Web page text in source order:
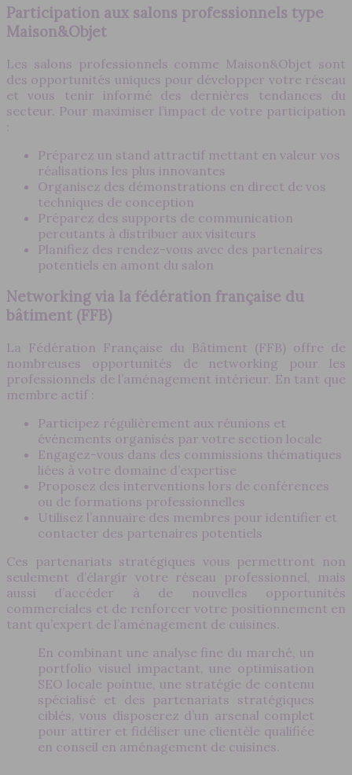
Participation aux salons professionnels type
Maison&Objet
Les salons professionnels comme Maison&Objet sont
des opportunités uniques pour développer votre réseau
et vous tenir informé des dernières tendances du
secteur. Pour maximiser l’impact de votre participation
:
Préparez un stand attractif mettant en valeur vos
réalisations les plus innovantes
Organisez des démonstrations en direct de vos
techniques de conception
Préparez des supports de communication
percutants à distribuer aux visiteurs
Planifiez des rendez-vous avec des partenaires
potentiels en amont du salon
Networking via la fédération française du
bâtiment (FFB)
La Fédération Française du Bâtiment (FFB) offre de
nombreuses opportunités de networking pour les
professionnels de l’aménagement intérieur. En tant que
membre actif :
Participez régulièrement aux réunions et
événements organisés par votre section locale
Engagez-vous dans des commissions thématiques
liées à votre domaine d’expertise
Proposez des interventions lors de conférences
ou de formations professionnelles
Utilisez l’annuaire des membres pour identifier et
contacter des partenaires potentiels
Ces partenariats stratégiques vous permettront non
seulement d’élargir votre réseau professionnel, mais
aussi d’accéder à de nouvelles opportunités
commerciales et de renforcer votre positionnement en
tant qu’expert de l’aménagement de cuisines.
En combinant une analyse fine du marché, un
portfolio visuel impactant, une optimisation
SEO locale pointue, une stratégie de contenu
spécialisé et des partenariats stratégiques
ciblés, vous disposerez d’un arsenal complet
pour attirer et fidéliser une clientèle qualifiée
en conseil en aménagement de cuisines.